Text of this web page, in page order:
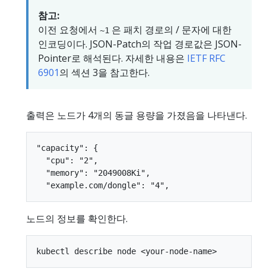
참고:
이전 요청에서 ~1 은 패치 경로의 / 문자에 대한
인코딩이다. JSON-Patch의 작업 경로값은 JSON-
Pointer로 해석된다. 자세한 내용은 IETF RFC
6901의 섹션 3을 참고한다.
출력은 노드가 4개의 동글 용량을 가졌음을 나타낸다.
"capacity": {
  "cpu": "2",
  "memory": "2049008Ki",
노드의 정보를 확인한다.